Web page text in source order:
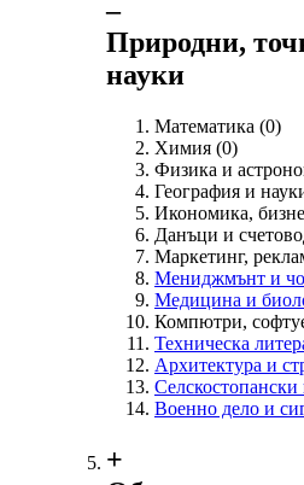
‒
Природни,
науки
Математика (0)
Химия (0)
Физика и
География и
Икономика,
Данъци и
Маркетинг,
Мениджмънт и
Медицина и
Компютри,
Техническа
Архитектура и
Селскостопански
Военно дело и
+